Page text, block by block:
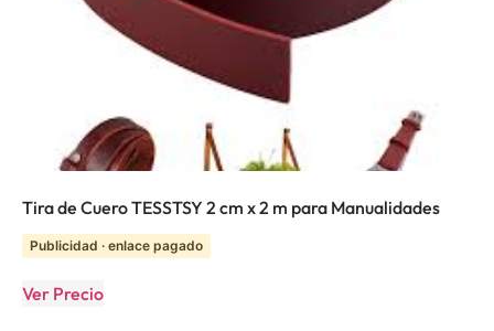
Tira de Cuero TESSTSY 2 cm x 2 m para Manualidades
Publicidad · enlace pagado
Ver Precio